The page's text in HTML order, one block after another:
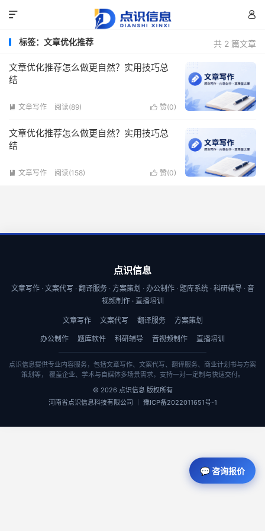


共 2 篇文章
标签：文章优化推荐
文章优化推荐怎么做更自然？实用技巧总
结
 赞(0)
 文章写作 阅读(89)
文章优化推荐怎么做更自然？实用技巧总
结
 赞(0)
 文章写作 阅读(158)
点识信息
文章写作 · 文案代写 · 翻译服务 · 方案策划 · 办公制作 · 题库系统 · 科研辅导 · 音
视频制作 · 直播培训
文章写作 文案代写 翻译服务 方案策划
办公制作 题库软件 科研辅导 音视频制作 直播培训
点识信息提供专业内容服务，包括文章写作、文案代写、翻译服务、商业计划书与方案
策划等， 覆盖企业、学术与自媒体多场景需求，支持一对一定制与快速交付。
© 2026 点识信息 版权所有
河南省点识信息科技有限公司 ｜ 豫ICP备2022011651号-1
💬 咨询报价